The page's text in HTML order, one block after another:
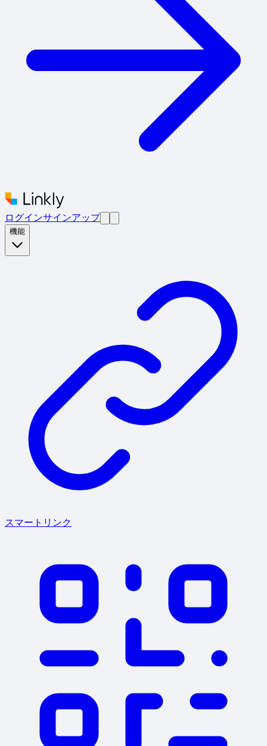
ログインサインアップ
機能
スマートリンク